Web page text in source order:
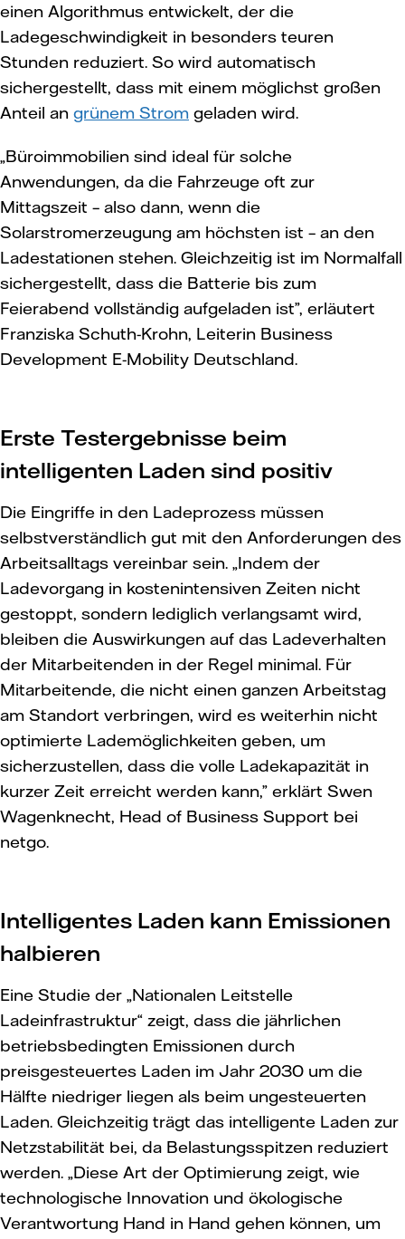
einen Algorithmus entwickelt, der die
Ladegeschwindigkeit in besonders teuren
Stunden reduziert. So wird automatisch
sichergestellt, dass mit einem möglichst großen
Anteil an grünem Strom geladen wird.
„Büroimmobilien sind ideal für solche
Anwendungen, da die Fahrzeuge oft zur
Mittagszeit – also dann, wenn die
Solarstromerzeugung am höchsten ist – an den
Ladestationen stehen. Gleichzeitig ist im Normalfall
sichergestellt, dass die Batterie bis zum
Feierabend vollständig aufgeladen ist”, erläutert
Franziska Schuth-Krohn, Leiterin Business
Development E-Mobility Deutschland.
Erste Testergebnisse beim
intelligenten Laden sind positiv
Die Eingriffe in den Ladeprozess müssen
selbstverständlich gut mit den Anforderungen des
Arbeitsalltags vereinbar sein. „Indem der
Ladevorgang in kostenintensiven Zeiten nicht
gestoppt, sondern lediglich verlangsamt wird,
bleiben die Auswirkungen auf das Ladeverhalten
der Mitarbeitenden in der Regel minimal. Für
Mitarbeitende, die nicht einen ganzen Arbeitstag
am Standort verbringen, wird es weiterhin nicht
optimierte Lademöglichkeiten geben, um
sicherzustellen, dass die volle Ladekapazität in
kurzer Zeit erreicht werden kann,” erklärt Swen
Wagenknecht, Head of Business Support bei
netgo.
Intelligentes Laden kann Emissionen
halbieren
Eine Studie der „Nationalen Leitstelle
Ladeinfrastruktur“ zeigt, dass die jährlichen
betriebsbedingten Emissionen durch
preisgesteuertes Laden im Jahr 2030 um die
Hälfte niedriger liegen als beim ungesteuerten
Laden. Gleichzeitig trägt das intelligente Laden zur
Netzstabilität bei, da Belastungsspitzen reduziert
werden. „Diese Art der Optimierung zeigt, wie
technologische Innovation und ökologische
Verantwortung Hand in Hand gehen können, um